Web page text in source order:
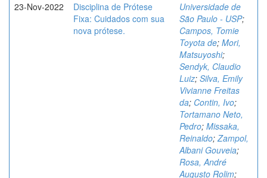
23-Nov-2022
Disciplina de Prótese
Fixa: Cuidados com sua
nova prótese.
Universidade de
São Paulo - USP;
Campos, Tomie
Toyota de; Mori,
Matsuyoshi;
Sendyk, Claudio
Luiz; Silva, Emily
Vivianne Freitas
da; Contin, Ivo;
Tortamano Neto,
Pedro; Missaka,
Reinaldo;Zampol,
Albani Gouveia;
Rosa, André
Augusto Rolim;